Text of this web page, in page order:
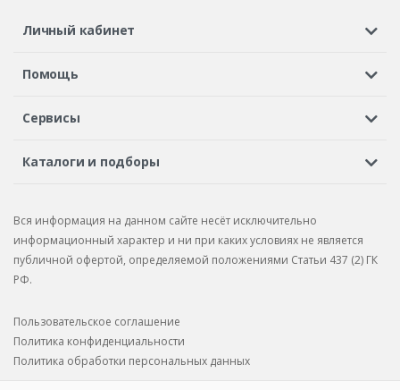
Личный кабинет
Регистрация или вход
Помощь
Шины в кредит
Сервисы
Автосервисы
Бонусная программа
Рекламации по услугам
Каталоги и подборы
Подбор запчастей
Каталог запчастей
Вся информация на данном сайте несёт исключительно
информационный характер и ни при каких условиях не является
публичной офертой, определяемой положениями Статьи 437 (2) ГК
РФ.
Пользовательское соглашение
Политика конфиденциальности
Политика обработки персональных данных